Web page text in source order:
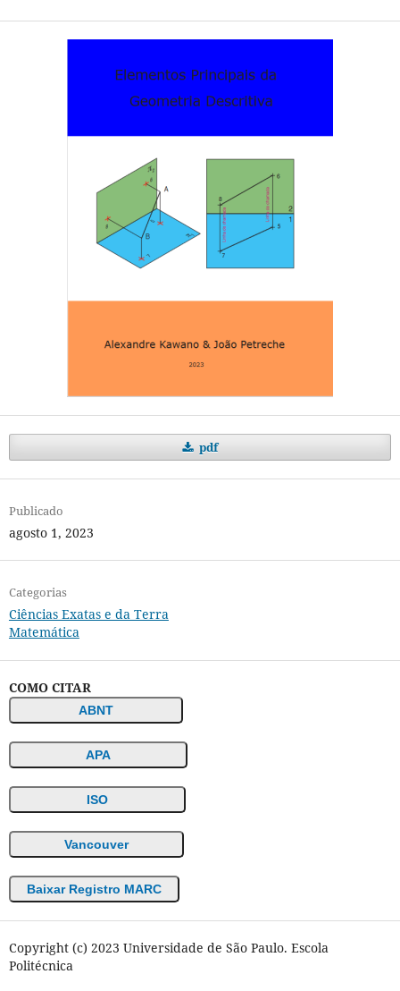
pdf
Publicado
agosto 1, 2023
Categorias
Ciências Exatas e da Terra
Matemática
COMO CITAR
ABNT
APA
ISO
Vancouver
Baixar Registro MARC
Copyright (c) 2023 Universidade de São Paulo. Escola
Politécnica